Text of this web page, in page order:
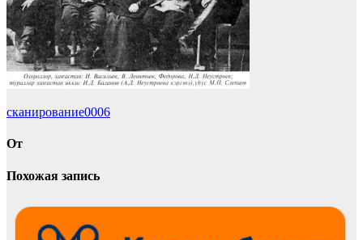
Навигация
по
сканирование0006
От
Похожая запись